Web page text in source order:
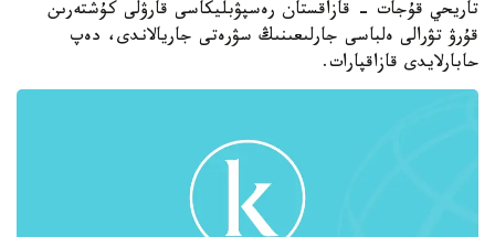
تاريحي قۇجات - قازاقستان رەسپۋبليكاسى قارۋلى كۇشتەرىن
قۇرۋ تۋرالى ەلباسى جارلىعىنىڭ سۋرەتى جاريالاندى، دەپ
حابارلايدى قازاقپارات.